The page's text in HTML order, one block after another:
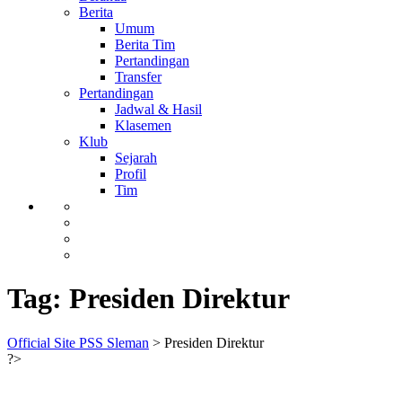
Berita
Umum
Berita Tim
Pertandingan
Transfer
Pertandingan
Jadwal & Hasil
Klasemen
Klub
Sejarah
Profil
Tim
Tag: Presiden Direktur
Official Site PSS Sleman > Presiden Direktur
?>